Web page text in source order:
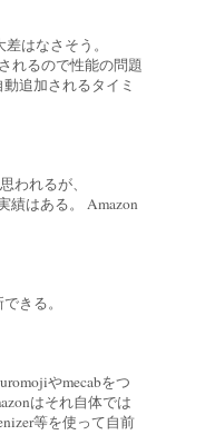
はなさそう。
れるので性能の問題
追加されるタイミ
われるが、
績はある。 Amazon
きる。
やmecabをつ
はそれ自体では
等を使って自前